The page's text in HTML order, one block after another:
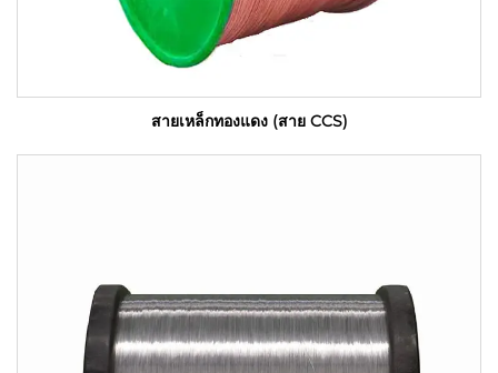
สายเหล็กทองแดง (สาย CCS)